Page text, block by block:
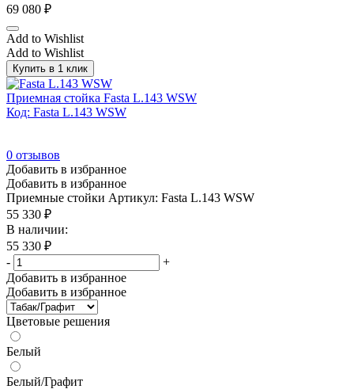
69 080 ₽
Add to Wishlist
Add to Wishlist
Купить в 1 клик
Приемная стойка Fasta L.143 WSW
Код: Fasta L.143 WSW
0 отзывов
Добавить в избранное
Добавить в избранное
Приемные стойки Артикул: Fasta L.143 WSW
55 330 ₽
В наличии:
55 330 ₽
-
+
Добавить в избранное
Добавить в избранное
Цветовые решения
Белый
Белый/Графит